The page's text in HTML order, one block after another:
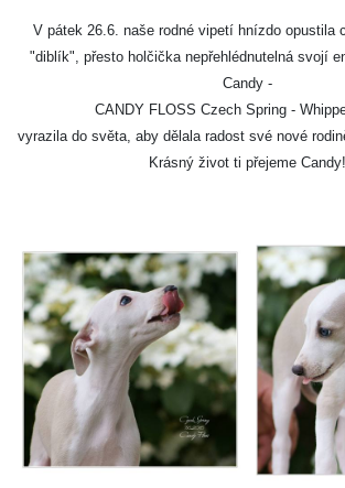
V pátek 26.6. naše rodné vipetí hnízdo opustila
"diblík", přesto holčička nepřehlédnutelná svojí
Candy -
CANDY FLOSS Czech Spring -
vyrazila do světa, aby dělala radost své nové
Krásný život ti přejeme Candy!